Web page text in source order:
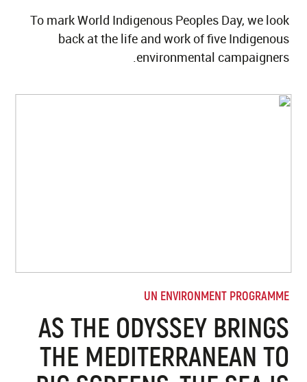
To mark World Indigenous Peoples Day, we look
back at the life and work of five Indigenous
environmental campaigners.
UN ENVIRONMENT PROGRAMME
AS THE ODYSSEY BRINGS
THE MEDITERRANEAN TO